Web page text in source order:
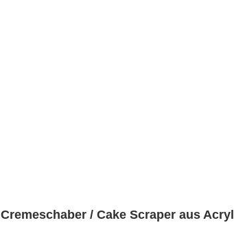
Cremeschaber / Cake Scraper aus Acryl